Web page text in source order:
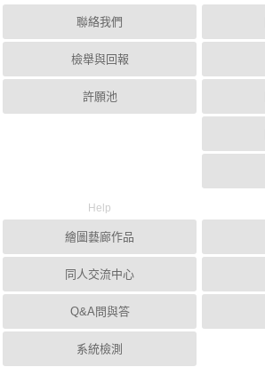
聯絡我們
檢舉與回報
許願池
Help
繪圖藝廊作品
同人交流中心
Q&A問與答
系統檢測